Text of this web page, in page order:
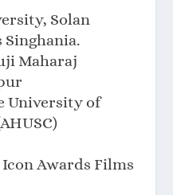
Solan
Maharaj
University of
Awards Films